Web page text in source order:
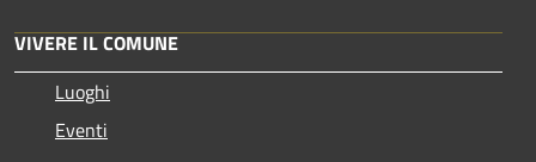
VIVERE IL COMUNE
Luoghi
Eventi